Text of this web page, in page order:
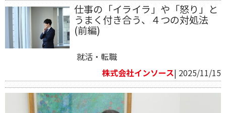
仕事の「イライラ」や「怒り」と
うまく付き合う、４つの対処法
(前編)
就活・転職
株式会社インソース| 2025/11/15